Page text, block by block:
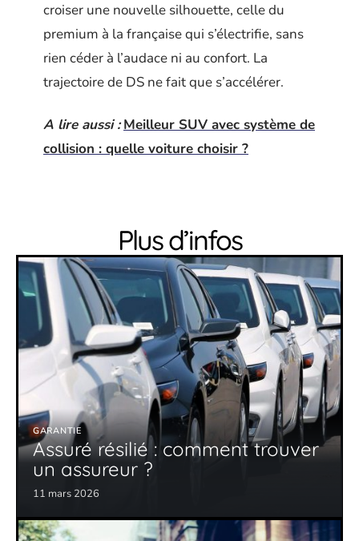
croiser une nouvelle silhouette, celle du
premium à la française qui s’électrifie, sans
rien céder à l’audace ni au confort. La
trajectoire de DS ne fait que s’accélérer.
A lire aussi : Meilleur SUV avec système de
collision : quelle voiture choisir ?
Plus d’infos
GARANTIE
Assuré résilié : comment trouver
un assureur ?
11 mars 2026